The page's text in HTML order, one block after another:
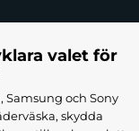
valet för
och Sony
skydda